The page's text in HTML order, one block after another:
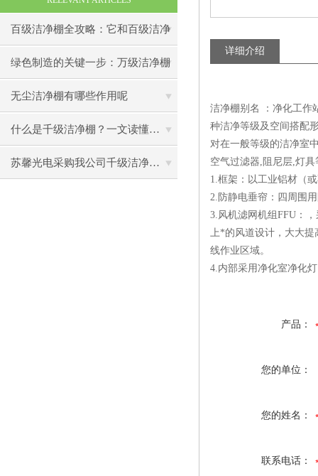
百级洁净棚全攻略：它和百级洁净
室到底有什么区别？
绿色制造的关键一步：万级洁净棚
助力环保型半导体产业发展
无尘洁净棚有哪些作用呢
什么是千级洁净棚？一文读懂其结构特点与局部净化优势
苏馨光电采购我公司千级洁净棚普通工作台一批（7月07日）已顺利交货
详细介绍
洁净棚别名 ：净化工作
种洁净等级及空间搭配
对在一般等级的洁净室
空气过滤器,阻尼层,灯
1.框架：以工业铝材（
2.防静电垂帘：四周围
3.风机滤网机组FFU：
上*的风道设计，大大提
线作业区域。
4.内部采用净化室净化
产品：
您的单位：
您的姓名：
联系电话：